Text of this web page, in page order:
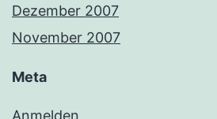
Dezember 2007
November 2007
Meta
Anmelden